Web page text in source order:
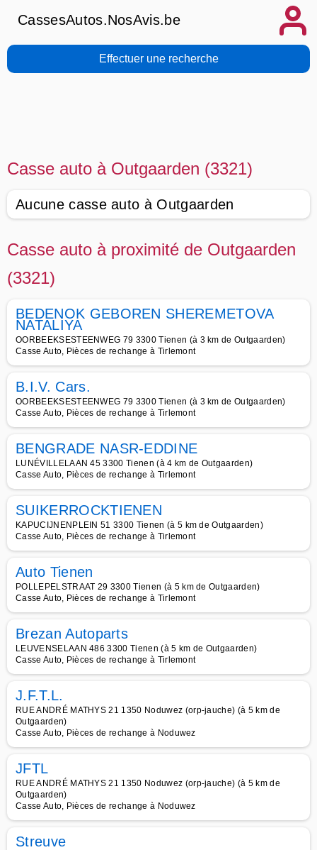
CassesAutos.NosAvis.be
Effectuer une recherche
Casse auto à Outgaarden (3321)
Aucune casse auto à Outgaarden
Casse auto à proximité de Outgaarden
(3321)
BEDENOK GEBOREN SHEREMETOVA
NATALIYA
OORBEEKSESTEENWEG 79 3300 Tienen (à 3 km de Outgaarden)
Casse Auto, Pièces de rechange à Tirlemont
B.I.V. Cars.
OORBEEKSESTEENWEG 79 3300 Tienen (à 3 km de Outgaarden)
Casse Auto, Pièces de rechange à Tirlemont
BENGRADE NASR-EDDINE
LUNÉVILLELAAN 45 3300 Tienen (à 4 km de Outgaarden)
Casse Auto, Pièces de rechange à Tirlemont
SUIKERROCKTIENEN
KAPUCIJNENPLEIN 51 3300 Tienen (à 5 km de Outgaarden)
Casse Auto, Pièces de rechange à Tirlemont
Auto Tienen
POLLEPELSTRAAT 29 3300 Tienen (à 5 km de Outgaarden)
Casse Auto, Pièces de rechange à Tirlemont
Brezan Autoparts
LEUVENSELAAN 486 3300 Tienen (à 5 km de Outgaarden)
Casse Auto, Pièces de rechange à Tirlemont
J.F.T.L.
RUE ANDRÉ MATHYS 21 1350 Noduwez (orp-jauche) (à 5 km de
Outgaarden)
Casse Auto, Pièces de rechange à Noduwez
JFTL
RUE ANDRÉ MATHYS 21 1350 Noduwez (orp-jauche) (à 5 km de
Outgaarden)
Casse Auto, Pièces de rechange à Noduwez
Streuve